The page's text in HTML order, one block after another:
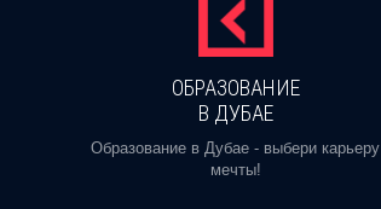
ОБРАЗОВАНИЕ
В ДУБАЕ
Образование в Дубае - выбери карьеру
мечты!